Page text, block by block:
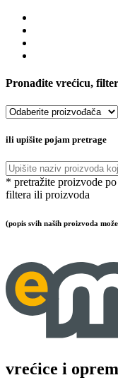
Pronađite vrećicu,
ili upišite pojam pretrage
* pretražite proizvode
filtera ili proizvoda
(popis svih naših proizvoda
vrećice i